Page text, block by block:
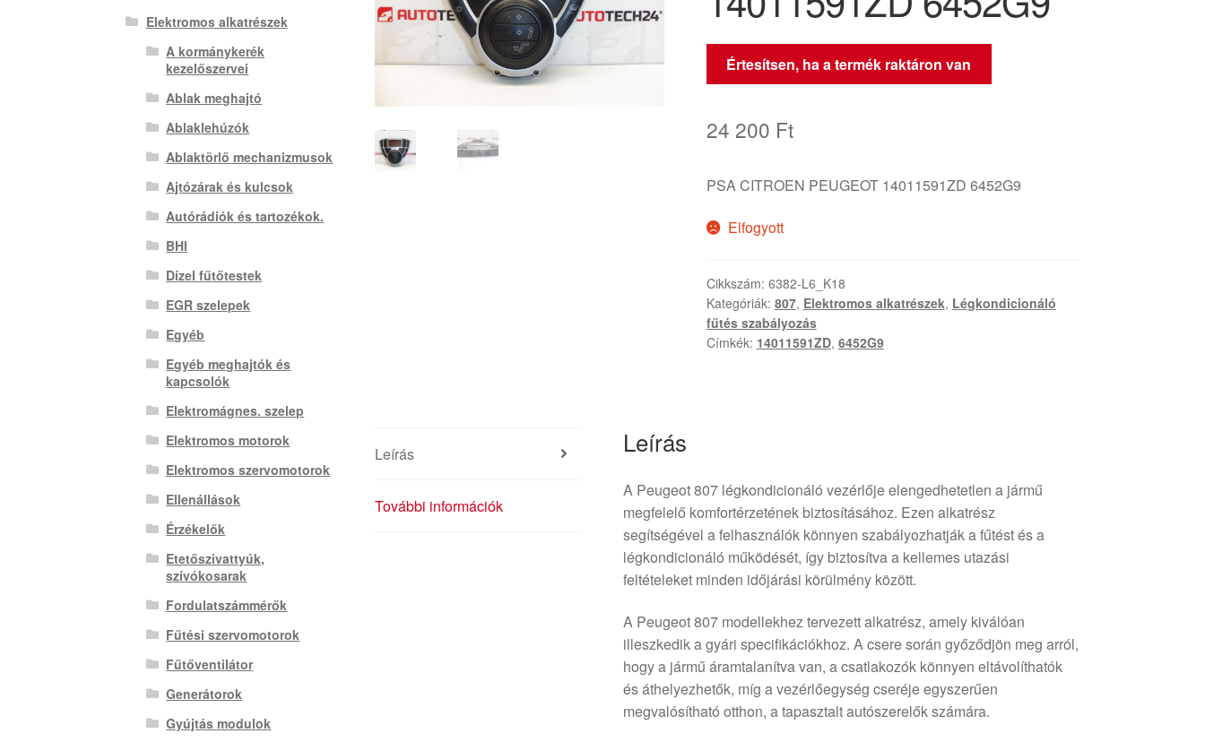
Értesítsen, ha a termék raktáron van
24 200 Ft
PSA CITROEN PEUGEOT 14011591ZD 6452G9
Elfogyott
Cikkszám: 6382-L6_K18
Kategóriák: 807, Elektromos alkatrészek, Légkondicionáló
fűtés szabályozás
Címkék: 14011591ZD, 6452G9
Leírás
További információk
Leírás
A Peugeot 807 légkondicionáló vezérlője elengedhetetlen a jármű
megfelelő komfortérzetének biztosításához. Ezen alkatrész
segítségével a felhasználók könnyen szabályozhatják a fűtést és a
légkondicionáló működését, így biztosítva a kellemes utazási
feltételeket minden időjárási körülmény között.
A Peugeot 807 modellekhez tervezett alkatrész, amely kiválóan
illeszkedik a gyári specifikációkhoz. A csere során győződjön meg arról,
hogy a jármű áramtalanítva van, a csatlakozók könnyen eltávolíthatók
és áthelyezhetők, míg a vezérlőegység cseréje egyszerűen
megvalósítható otthon, a tapasztalt autószerelők számára.
Elektromos alkatrészek
A kormánykerék
kezelőszervei
Ablak meghajtó
Ablaklehúzók
Ablaktörlő mechanizmusok
Ajtózárak és kulcsok
Autórádiók és tartozékok.
BHI
Dízel fűtőtestek
EGR szelepek
Egyéb
Egyéb meghajtók és
kapcsolók
Elektromágnes. szelep
Elektromos motorok
Elektromos szervomotorok
Ellenállások
Érzékelők
Etetőszivattyúk,
szívókosarak
Fordulatszámmérők
Fűtési szervomotorok
Fűtőventilátor
Generátorok
Gyújtás modulok